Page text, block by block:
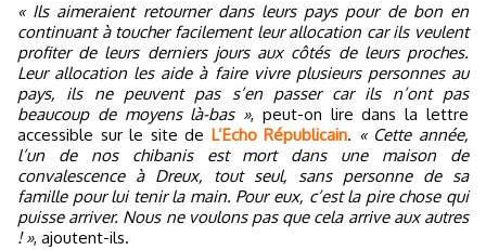
« Ils aimeraient retourner dans leurs pays pour de bon en
continuant à toucher facilement leur allocation car ils veulent
profiter de leurs derniers jours aux côtés de leurs proches.
Leur allocation les aide à faire vivre plusieurs personnes au
pays, ils ne peuvent pas s’en passer car ils n’ont pas
beaucoup de moyens là-bas », peut-on lire dans la lettre
accessible sur le site de L’Echo Républicain. « Cette année,
l’un de nos chibanis est mort dans une maison de
convalescence à Dreux, tout seul, sans personne de sa
famille pour lui tenir la main. Pour eux, c’est la pire chose qui
puisse arriver. Nous ne voulons pas que cela arrive aux autres
! », ajoutent-ils.